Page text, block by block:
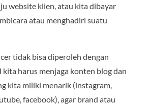
website klien, atau kita dibayar
atau menghadiri suatu
tidak bisa diperoleh dengan
kita harus menjaga konten blog dan
kita miliki menarik (instagram,
facebook), agar brand atau